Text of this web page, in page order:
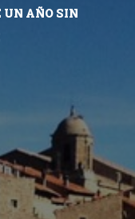
AÑO SIN